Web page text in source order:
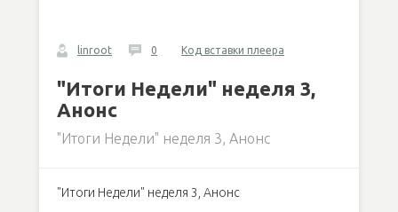
linroot 0 Код вставки плеера
"Итоги Недели" неделя 3,
Анонс
"Итоги Недели" неделя 3, Анонс
"Итоги Недели" неделя 3, Анонс